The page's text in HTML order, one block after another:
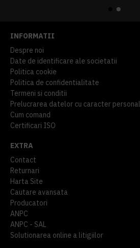
INFORMATII
Despre noi
Date de identificare ale societatii
Politica cookie
Politica de confidentialitate
Termeni si conditii
Prelucrarea datelor cu caracter personal
Cum comand
Certificari ISO
EXTRA
Contact
Returnari
Harta Site
Cautare avansata
Producatori
ANPC
ANPC - SAL
Solutionarea online a litigiilor